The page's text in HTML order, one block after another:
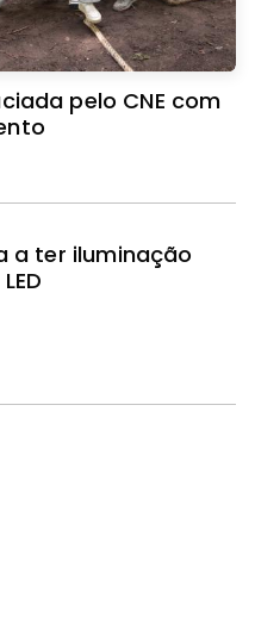
pelo CNE com
a ter iluminação